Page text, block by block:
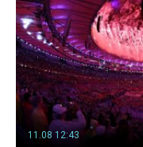
11.08 12:43